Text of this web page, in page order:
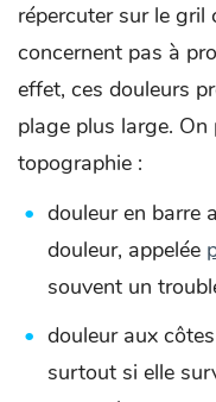
répercuter sur le gril
concernent pas à
effet, ces douleurs
plage plus large.
topographie :
douleur en barre
douleur, appelée
souvent un
douleur aux
surtout si elle